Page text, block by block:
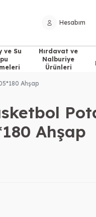
Hesabım
ve Su
Hırdavat ve
Nalburiye
Ürünleri
Ahşap
Ahşap